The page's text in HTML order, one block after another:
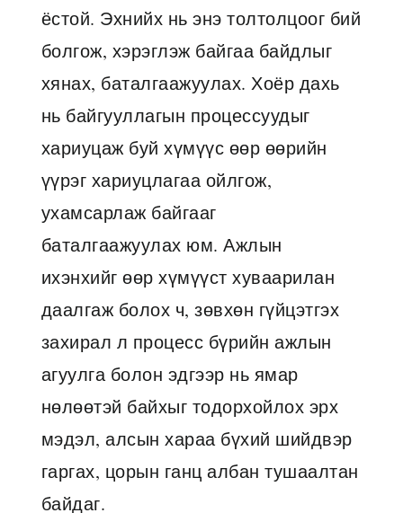
ёстой. Эхнийх нь энэ толтолцоог бий
болгож, хэрэглэж байгаа байдлыг
хянах, баталгаажуулах. Хоёр дахь
нь байгууллагын процессуудыг
хариуцаж буй хүмүүс өөр өөрийн
үүрэг хариуцлагаа ойлгож,
ухамсарлаж байгааг
баталгаажуулах юм. Ажлын
ихэнхийг өөр хүмүүст хуваарилан
даалгаж болох ч, зөвхөн гүйцэтгэх
захирал л процесс бүрийн ажлын
агуулга болон эдгээр нь ямар
нөлөөтэй байхыг тодорхойлох эрх
мэдэл, алсын хараа бүхий шийдвэр
гаргах, цорын ганц албан тушаалтан
байдаг.